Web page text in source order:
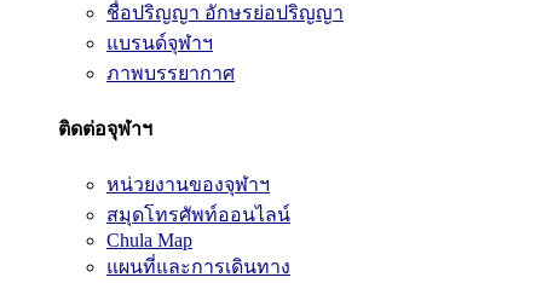
ชื่อปริญญา อักษรย่อปริญญา
แบรนด์จุฬาฯ
ภาพบรรยากาศ
ติดต่อจุฬาฯ
หน่วยงานของจุฬาฯ
สมุดโทรศัพท์ออนไลน์
Chula Map
แผนที่และการเดินทาง